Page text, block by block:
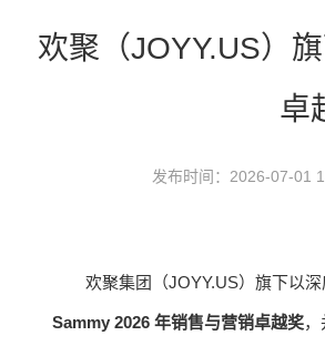
欢聚（JOYY.US）
卓
发布时间：2026-07-01
欢聚集团（JOYY.US）旗下以
Sammy 2026 年销售与营销卓越奖，